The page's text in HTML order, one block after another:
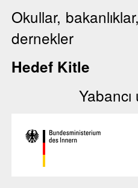
Okullar,
dernekler
Hedef Kitle
Yabancı